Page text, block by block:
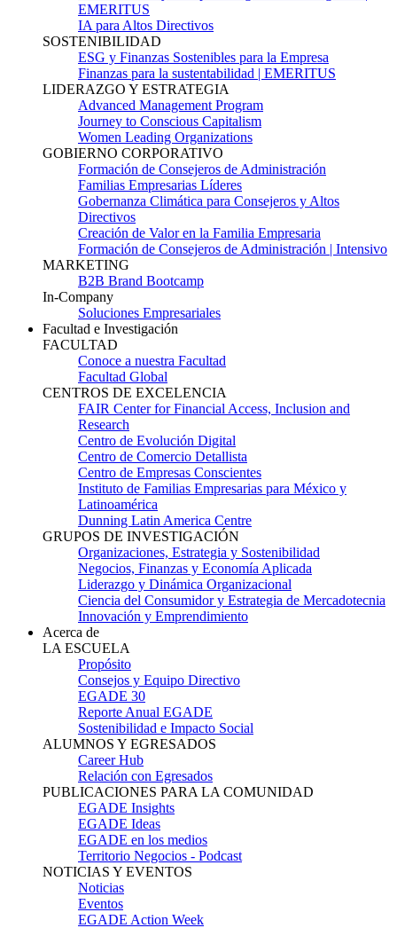
EMERITUS
IA para Altos Directivos
SOSTENIBILIDAD
ESG y Finanzas Sostenibles para la Empresa
Finanzas para la sustentabilidad | EMERITUS
LIDERAZGO Y ESTRATEGIA
Advanced Management Program
Journey to Conscious Capitalism
Women Leading Organizations
GOBIERNO CORPORATIVO
Formación de Consejeros de Administración
Familias Empresarias Líderes
Gobernanza Climática para Consejeros y Altos
Directivos
Creación de Valor en la Familia Empresaria
Formación de Consejeros de Administración | Intensivo
MARKETING
B2B Brand Bootcamp
In-Company
Soluciones Empresariales
Facultad e Investigación
FACULTAD
Conoce a nuestra Facultad
Facultad Global
CENTROS DE EXCELENCIA
FAIR Center for Financial Access, Inclusion and
Research
Centro de Evolución Digital
Centro de Comercio Detallista
Centro de Empresas Conscientes
Instituto de Familias Empresarias para México y
Latinoamérica
Dunning Latin America Centre
GRUPOS DE INVESTIGACIÓN
Organizaciones, Estrategia y Sostenibilidad
Negocios, Finanzas y Economía Aplicada
Liderazgo y Dinámica Organizacional
Ciencia del Consumidor y Estrategia de Mercadotecnia
Innovación y Emprendimiento
Acerca de
LA ESCUELA
Propósito
Consejos y Equipo Directivo
EGADE 30
Reporte Anual EGADE
Sostenibilidad e Impacto Social
ALUMNOS Y EGRESADOS
Career Hub
Relación con Egresados
PUBLICACIONES PARA LA COMUNIDAD
EGADE Insights
EGADE Ideas
EGADE en los medios
Territorio Negocios - Podcast
NOTICIAS Y EVENTOS
Noticias
Eventos
EGADE Action Week